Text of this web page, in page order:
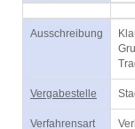
Ausschreibung
Vergabestelle
Verfahrensart